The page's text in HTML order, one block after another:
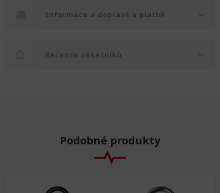
Informace o dopravě a platbě
Recenze zákazníků
Podobné produkty